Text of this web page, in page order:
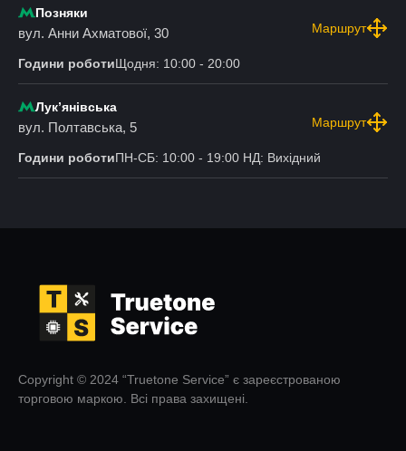
Позняки
вул. Анни Ахматової, 30 Маршрут
Години роботиЩодня: 10:00 - 20:00
Лукʼянівська
вул. Полтавська, 5 Маршрут
Години роботиПН-СБ: 10:00 - 19:00 НД: Вихідний
Copyright © 2024 “Truetone Service” є зареєстрованою
торговою маркою. Всі права захищені.